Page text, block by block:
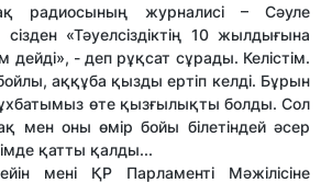
радиосының журналисі – Сәуле
«Тәуелсіздіктің 10 жылдығына
дейді», - деп рұқсат сұрады. Келістім.
аққұба қызды ертіп келді. Бұрын
өте қызғылықты болды. Сол
ақ мен оны өмір бойы білетіндей әсер
қатты қалды...
мені ҚР Парламенті Мәжілісіне